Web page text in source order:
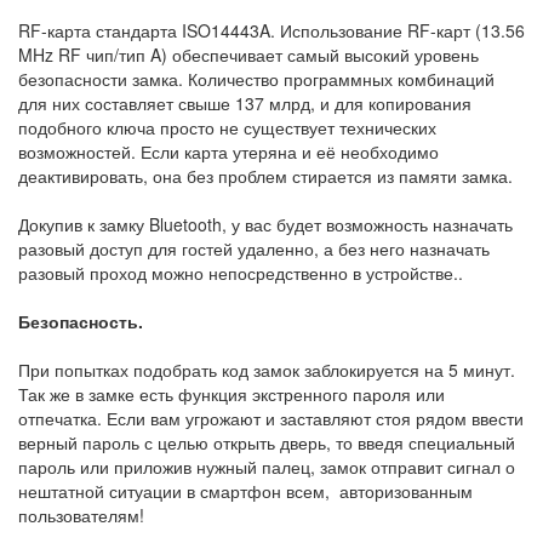
RF-карта стандарта ISO14443A. Использование RF-карт (13.56
MHz RF чип/тип A) обеспечивает самый высокий уровень
безопасности замка. Количество программных комбинаций
для них составляет свыше 137 млрд, и для копирования
подобного ключа просто не существует технических
возможностей. Если карта утеряна и её необходимо
деактивировать, она без проблем стирается из памяти замка.
Докупив к замку Bluetooth, у вас будет возможность назначать
разовый доступ для гостей удаленно, а без него назначать
разовый проход можно непосредственно в устройстве..
Безопасность.
При попытках подобрать код замок заблокируется на 5 минут.
Так же в замке есть функция экстренного пароля или
отпечатка. Если вам угрожают и заставляют стоя рядом ввести
верный пароль с целью открыть дверь, то введя специальный
пароль или приложив нужный палец, замок отправит сигнал о
нештатной ситуации в смартфон всем, авторизованным
пользователям!